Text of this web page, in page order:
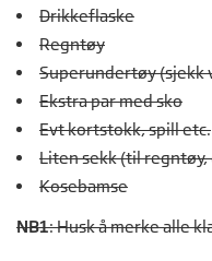
Drikkeflaske
Regntøy
Superundertøy
Ekstra par med sko
Evt kortstokk, spill etc.
Liten sekk (til
Kosebamse
NB1: Husk å merke alle